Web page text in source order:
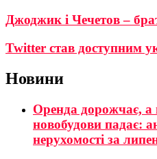
Джоджик і Чечетов –
Twitter став доступним
Новини
Оренда дорожчає, а
новобудови падає:
нерухомості за